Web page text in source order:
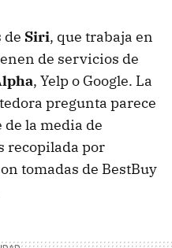
de Siri, que trabaja en
de servicios de
, Yelp o Google. La
pregunta parece
la media de
recopilada por
tomadas de BestBuy